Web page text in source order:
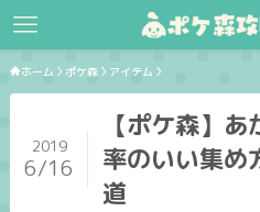
ホーム ポケ森 アイテム
【ポケ森】
率のいい集め
道
2019
6/16